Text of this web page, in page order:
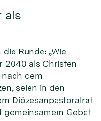
als
Runde: „Wie
2040 als Christen
dem
seien in den
Diözesanpastoralrat
gemeinsamem Gebet